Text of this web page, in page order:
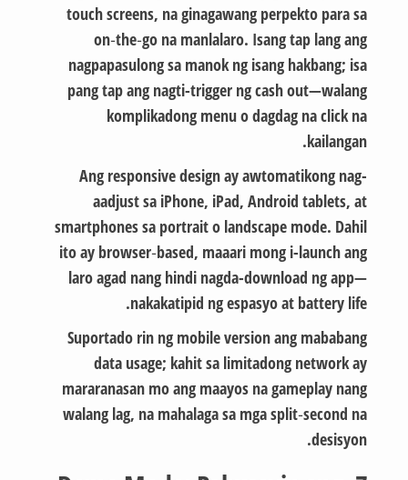
touch screens, na ginagawang perpekto para sa
on‑the‑go na manlalaro. Isang tap lang ang
nagpapasulong sa manok ng isang hakbang; isa
pang tap ang nagti-trigger ng cash out—walang
komplikadong menu o dagdag na click na
kailangan.
Ang responsive design ay awtomatikong nag-
aadjust sa iPhone, iPad, Android tablets, at
smartphones sa portrait o landscape mode. Dahil
ito ay browser‑based, maaari mong i-launch ang
laro agad nang hindi nagda-download ng app—
nakakatipid ng espasyo at battery life.
Suportado rin ng mobile version ang mababang
data usage; kahit sa limitadong network ay
mararanasan mo ang maayos na gameplay nang
walang lag, na mahalaga sa mga split‑second na
desisyon.